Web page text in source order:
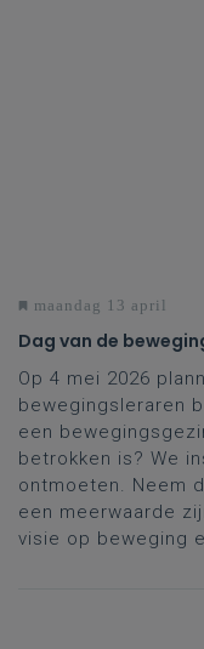
maandag 13 april
Dag van de
Op 4 mei 2026
bewegingsleraren
een
betrokken is? We
ontmoeten. Neem
een meerwaarde
visie op beweging